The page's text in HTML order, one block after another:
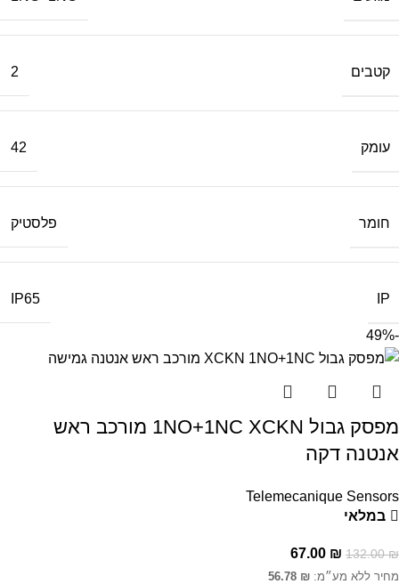
קטבים 2
עומק 42
חומר פלסטיק
IP
IP65
-49%
מפסק גבול 1NO+1NC XCKN מורכב ראש
אנטנה דקה
Telemecanique Sensors
במלאי
132.00₪
67.00 ₪
מחיר ללא מע״מ: 56.78 ₪